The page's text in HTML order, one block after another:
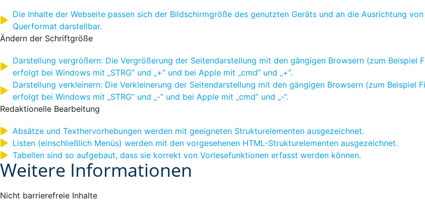
Die Inhalte der Webseite passen sich der Bildschirmgröße des genutzten Geräts und an die Ausrichtung
Querformat darstellbar.
Ändern der Schriftgröße
Darstellung vergrößern: Die Vergrößerung der Seitendarstellung mit den gängigen Browsern (zum
erfolgt bei Windows mit „STRG” und „+” und bei Apple mit „cmd” und „+”.
Darstellung verkleinern: Die Verkleinerung der Seitendarstellung mit den gängigen Browsern (zum
erfolgt bei Windows mit „STRG” und „-” und bei Apple mit „cmd” und „-“.
Redaktionelle Bearbeitung
Absätze und Texthervorhebungen werden mit geeigneten Strukturelementen ausgezeichnet.
Listen (einschließlich Menüs) werden mit den vorgesehenen HTML-Strukturelementen ausgezeichnet.
Tabellen sind so aufgebaut, dass sie korrekt von Vorlesefunktionen erfasst werden können.
Weitere Informationen
Nicht barrierefreie Inhalte